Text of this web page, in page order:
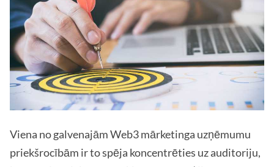
Viena no galvenajām Web3 mārketinga uzņēmumu
priekšrocībām ir to spēja koncentrēties uz auditoriju,